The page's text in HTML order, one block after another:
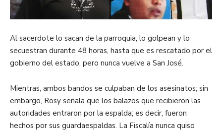
Al sacerdote lo sacan de la parroquia, lo golpean y lo
secuestran durante 48 horas, hasta que es rescatado por el
gobierno del estado, pero nunca vuelve a San José.
Mientras, ambos bandos se culpaban de los asesinatos; sin
embargo, Rosy señala que los balazos que recibieron las
autoridades entraron por la espalda; es decir, fueron
hechos por sus guardaespaldas. La Fiscalía nunca quiso